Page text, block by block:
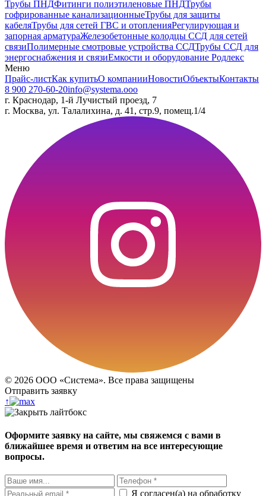
Трубы ПНДФитинги полиэтиленовые ПНДТрубы
гофрированные канализационныеТрубы для защиты
кабеляТрубы для сетей ГВС и отопленияРегулирующая и
запорная арматураЖелезобетонные колодцы ССД для сетей
связиПолимерные смотровые устройства ССДТрубы ССД для
энергоснабжения и связиЕмкости и оборудование Родлекс
Меню
Прайс-листКак купитьО компанииНовостиОбъектыКонтакты
8 900 270-60-20info@systema.ooo
г. Краснодар, 1-й Лучистый проезд, 7
г. Москва, ул. Талалихина, д. 41, стр.9, помещ.1/4
© 2026 ООО «Система». Все права защищены
Отправить заявку
↑
Оформите заявку на сайте, мы свяжемся с вами в
ближайшее время и ответим на все интересующие
вопросы.
Я согласен(а) на обработку